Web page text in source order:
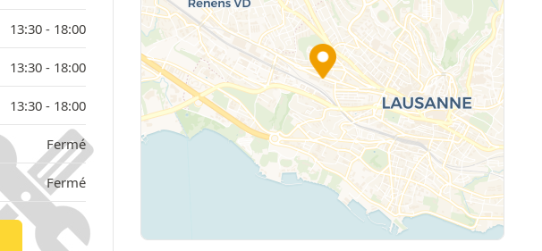
13:30 - 18:00
13:30 - 18:00
13:30 - 18:00
Fermé
Fermé